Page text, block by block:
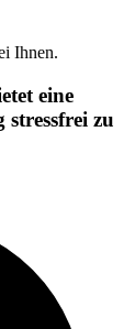
Ihnen.
eine
zu